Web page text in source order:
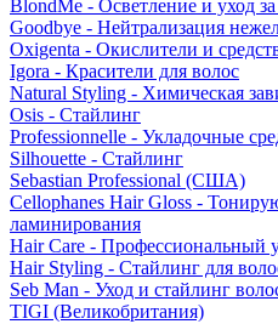
BlondMe - Осветление и уход
Goodbye - Нейтрализация
Oxigenta - Окислители и
Igora - Красители для волос
Natural Styling - Химическая
Osis - Стайлинг
Professionnelle - Укладочные
Silhouette - Стайлинг
Sebastian Professional (США)
Cellophanes Hair Gloss -
ламинирования
Hair Care - Профессиональный
Hair Styling - Стайлинг для
Seb Man - Уход и стайлинг
TIGI (Великобритания)